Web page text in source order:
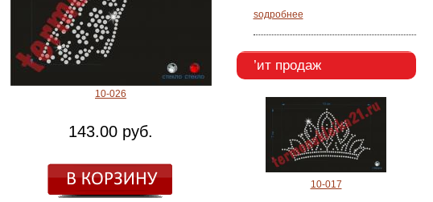
10-026
143.00 руб.
ѕодробнее
’ит продаж
10-017